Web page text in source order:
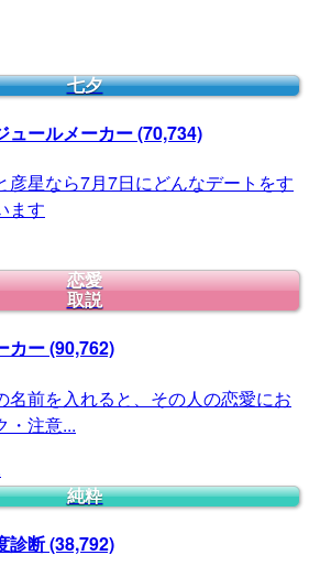
七夕
ュールメーカー(70,734)
彦星なら7月7日にどんなデートをす
ます
恋愛
取説
カー(90,762)
名前を入れると、その人の恋愛にお
・注意...
純粋
診断(38,792)